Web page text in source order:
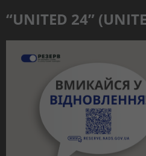
“UNITED 24”